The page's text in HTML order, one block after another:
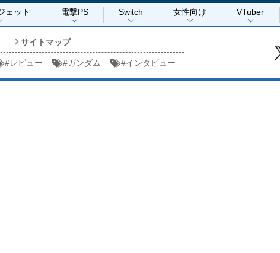
ェット 電撃PS Switch 女性向け VTuber
サイトマップ
#レビュー #ガンダム #インタビュー